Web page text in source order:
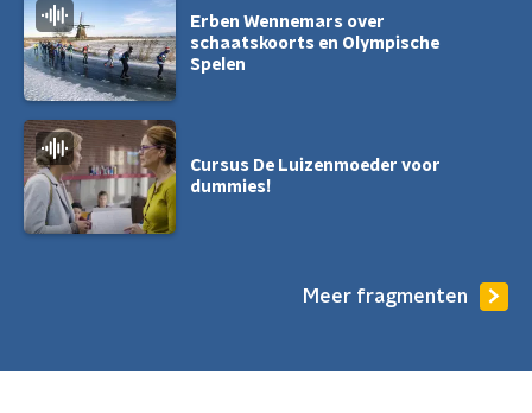
Erben Wennemars over
schaatskoorts en Olympische
Spelen
Cursus De Luizenmoeder voor
dummies!
Meer fragmenten